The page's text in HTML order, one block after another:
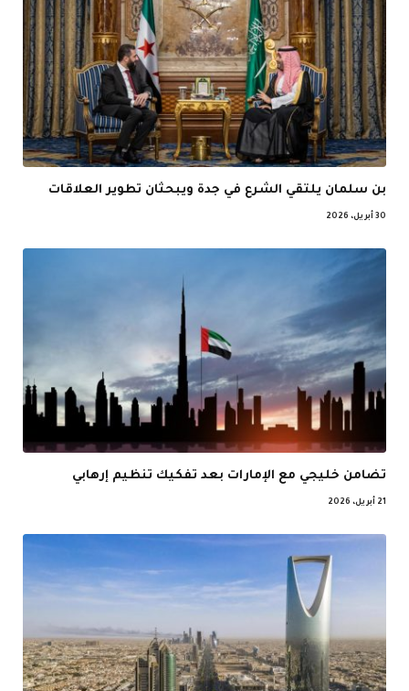
بن سلمان يلتقي الشرع في جدة ويبحثان تطوير العلاقات
30 أبريل، 2026
تضامن خليجي مع الإمارات بعد تفكيك تنظيم إرهابي
21 أبريل، 2026